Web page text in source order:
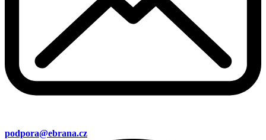
podpora@ebrana.cz